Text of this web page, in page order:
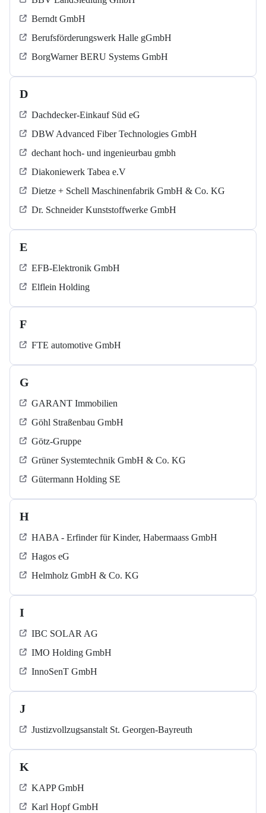
Berndt GmbH
Berufsförderungswerk Halle gGmbH
BorgWarner BERU Systems GmbH
D
Dachdecker-Einkauf Süd eG
DBW Advanced Fiber Technologies GmbH
dechant hoch- und ingenieurbau gmbh
Diakoniewerk Tabea e.V
Dietze + Schell Maschinenfabrik GmbH & Co. KG
Dr. Schneider Kunststoffwerke GmbH
E
EFB-Elektronik GmbH
Elflein Holding
F
FTE automotive GmbH
G
GARANT Immobilien
Göhl Straßenbau GmbH
Götz-Gruppe
Grüner Systemtechnik GmbH & Co. KG
Gütermann Holding SE
H
HABA - Erfinder für Kinder, Habermaass GmbH
Hagos eG
Helmholz GmbH & Co. KG
I
IBC SOLAR AG
IMO Holding GmbH
InnoSenT GmbH
J
Justizvollzugsanstalt St. Georgen-Bayreuth
K
KAPP GmbH
Karl Hopf GmbH